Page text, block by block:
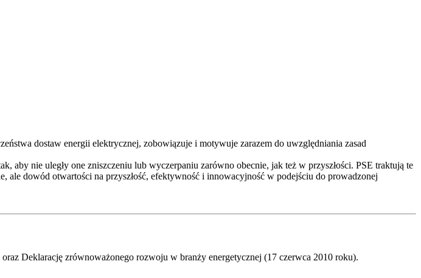
dostaw energii elektrycznej, zobowiązuje i motywuje zarazem do uwzględniania zasad
aby nie uległy one zniszczeniu lub wyczerpaniu zarówno obecnie, jak też w przyszłości. PSE traktują te
dowód otwartości na przyszłość, efektywność i innowacyjność w podejściu do prowadzonej
Deklarację zrównoważonego rozwoju w branży energetycznej (17 czerwca 2010 roku).